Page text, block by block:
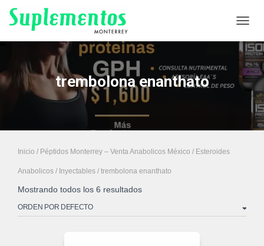
trembolona enanthato
Inicio / Péptidos Monterrey – Venta Anabolicos México / Esteroides
Anabolicos / Inyectables / trembolona enanthato
Mostrando todos los 6 resultados